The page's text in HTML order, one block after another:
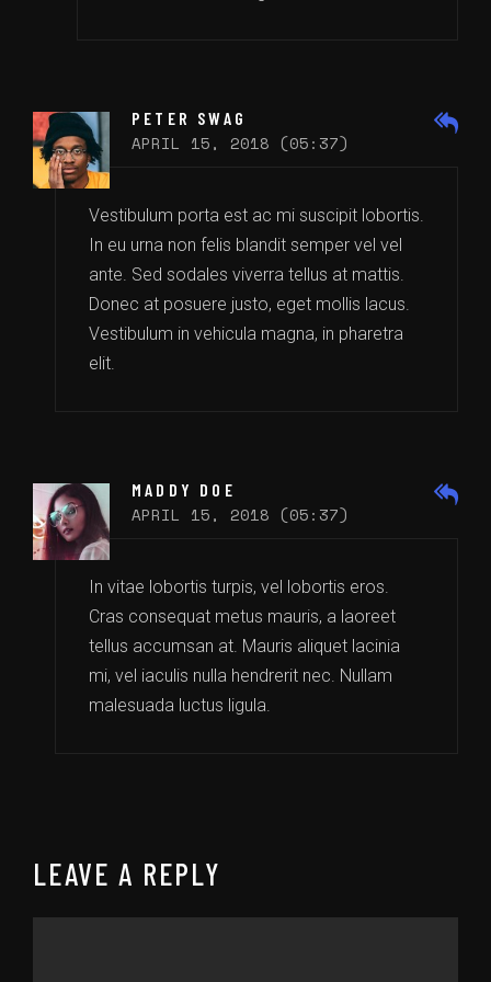
PETER SWAG
APRIL 15, 2018 (05:37)
Vestibulum porta est ac mi suscipit lobortis.
In eu urna non felis blandit semper vel vel
ante. Sed sodales viverra tellus at mattis.
Donec at posuere justo, eget mollis lacus.
Vestibulum in vehicula magna, in pharetra
elit.
MADDY DOE
APRIL 15, 2018 (05:37)
In vitae lobortis turpis, vel lobortis eros.
Cras consequat metus mauris, a laoreet
tellus accumsan at. Mauris aliquet lacinia
mi, vel iaculis nulla hendrerit nec. Nullam
malesuada luctus ligula.
LEAVE A REPLY